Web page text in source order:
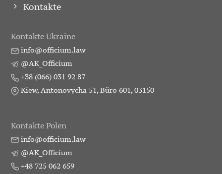
Kontakte
Kontakte Ukraine
info@officium.law
@AK_Officium
+38 (066) 031 92 87
Kiew, Antonovycha 51, Büro 601, 03150
Kontakte Polen
info@officium.law
@AK_Officium
+48 725 062 659